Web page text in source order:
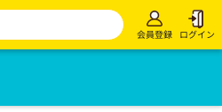
会員登録 ログイン